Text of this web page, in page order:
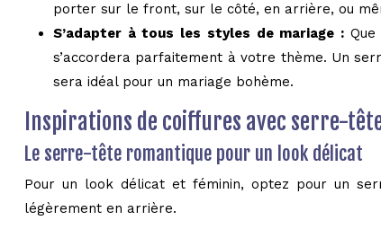
porter sur le front, sur le côté, en arrière, ou
S’adapter à tous les styles de mariage :
s’accordera parfaitement à votre thème. Un
sera idéal pour un mariage bohème.
Inspirations de coiffures avec serre-
Le serre-tête romantique pour un look délicat
Pour un look délicat et féminin, optez pour un
légèrement en arrière.